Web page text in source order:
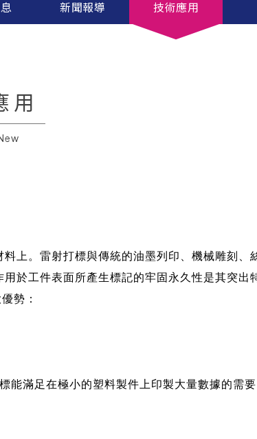
新聞報導 技術應用
用
上。雷射打標與傳統的油墨列印、機械雕刻、
於工件表面所產生標記的牢固永久性是其突出
勢：
能滿足在極小的塑料製件上印製大量數據的需